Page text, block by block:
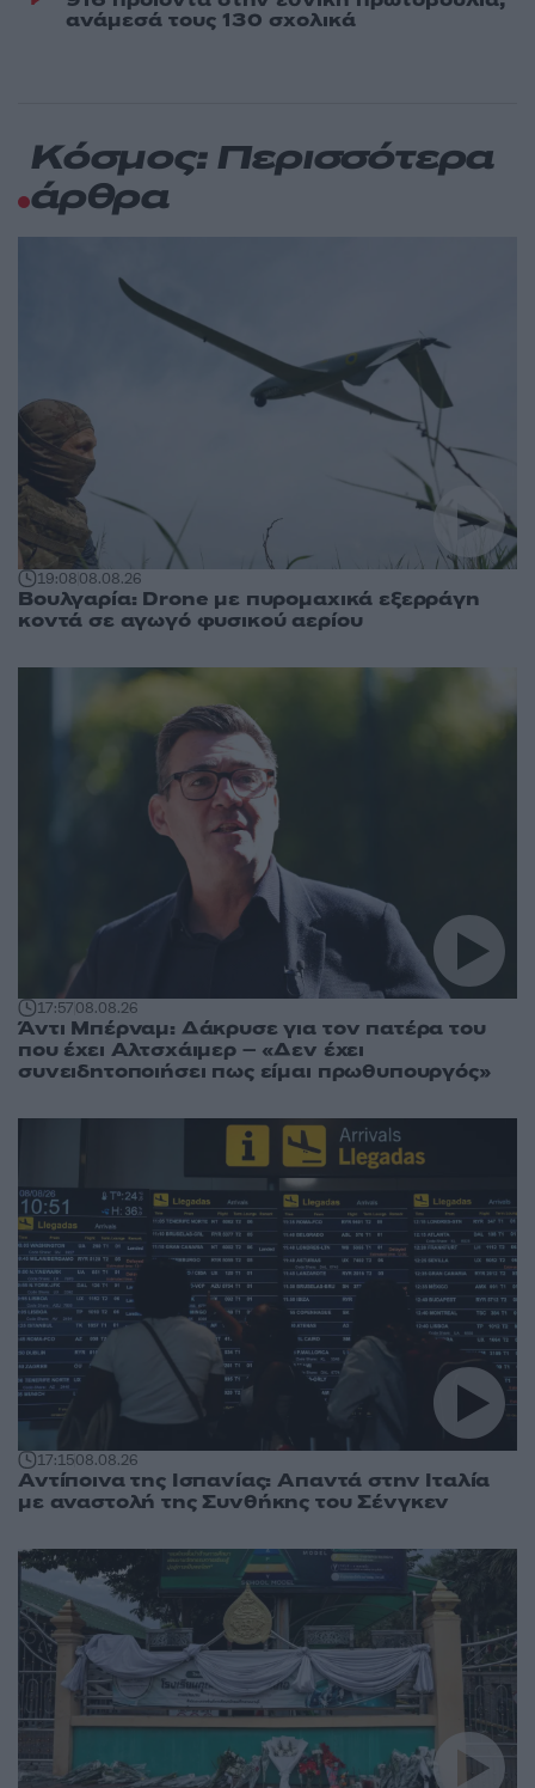
ανάμεσά τους 130 σχολικά
Κόσμος: Περισσότερα
άρθρα
19:0808.08.26
Βουλγαρία: Drone με πυρομαχικά εξερράγη
κοντά σε αγωγό φυσικού αερίου
17:5708.08.26
Άντι Μπέρναμ: Δάκρυσε για τον πατέρα του
που έχει Αλτσχάιμερ – «Δεν έχει
συνειδητοποιήσει πως είμαι πρωθυπουργός»
17:1508.08.26
Αντίποινα της Ισπανίας: Απαντά στην Ιταλία
με αναστολή της Συνθήκης του Σένγκεν